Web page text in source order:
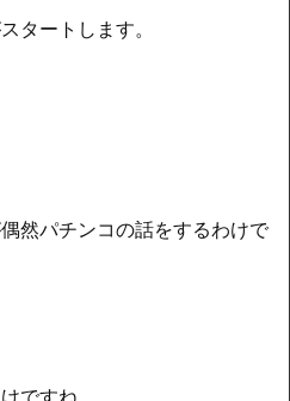
タートします。
然パチンコの話をするわけで